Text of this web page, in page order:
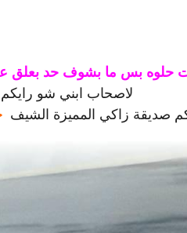
حلوه بس ما بشوف حد بعلق
لاصحاب ابني شو رايكم
صديقة زاكي المميزة الشيف